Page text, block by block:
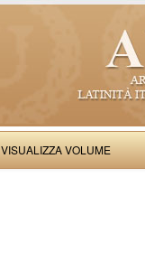
VISUALIZZA VOLUME